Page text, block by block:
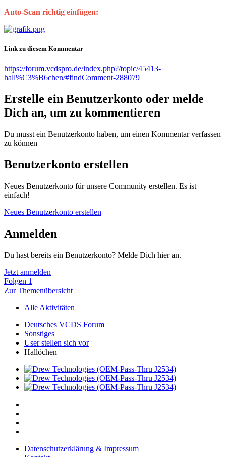
Auto-Scan richtig einfügen:
Link zu diesem Kommentar
https://forum.vcdspro.de/index.php?/topic/45413-
hall%C3%B6chen/#findComment-288079
Erstelle ein Benutzerkonto oder melde
Dich an, um zu kommentieren
Du musst ein Benutzerkonto haben, um einen Kommentar verfassen
zu können
Benutzerkonto erstellen
Neues Benutzerkonto für unsere Community erstellen. Es ist
einfach!
Neues Benutzerkonto erstellen
Anmelden
Du hast bereits ein Benutzerkonto? Melde Dich hier an.
Jetzt anmelden
Folgen 1
Zur Themenübersicht
Alle Aktivitäten
Deutsches VCDS Forum
Sonstiges
User stellen sich vor
Hallöchen
Datenschutzerklärung & Impressum